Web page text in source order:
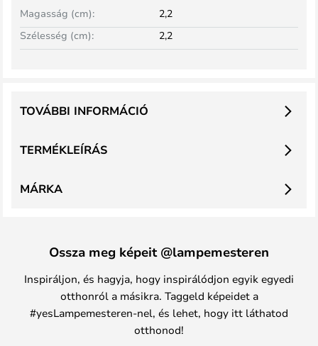
Szélesség (cm): 2,2
Magasság (cm): 2,2
TERMÉKLEÍRÁS
TOVÁBBI INFORMÁCIÓ
MÁRKA
Ossza meg képeit @lampemesteren
Inspiráljon, és hagyja, hogy inspirálódjon egyik egyedi
otthonról a másikra. Taggeld képeidet a
#yesLampemesteren-nel, és lehet, hogy itt láthatod
otthonod!